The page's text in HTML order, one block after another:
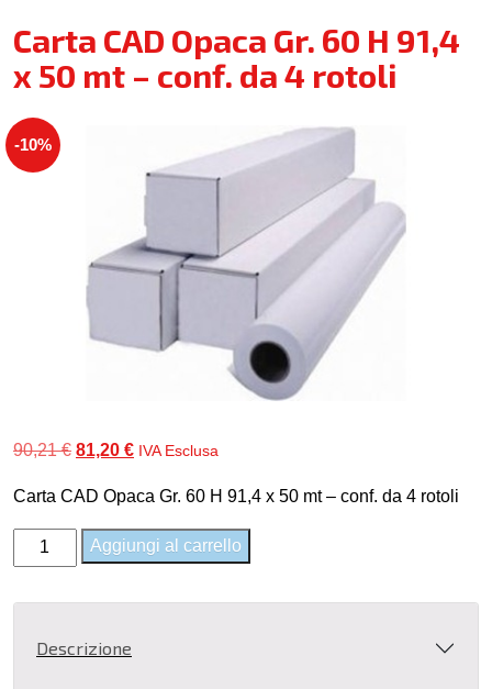
Carta CAD Opaca Gr. 60 H 91,4
x 50 mt – conf. da 4 rotoli
-10%
90,21€ Il
originale
era:
90,21 €.
81,20 €Il
attuale
è:
81,20 €.
IVA Esclusa
Carta CAD Opaca Gr. 60 H 91,4 x 50 mt – conf. da 4 rotoli
Carta
CAD
Opaca
Aggiungi al carrello
Descrizione